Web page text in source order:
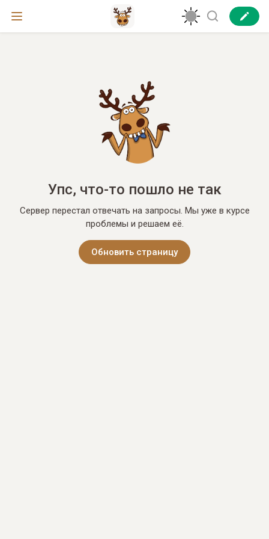
Упс, что-то пошло не так
Сервер перестал отвечать на запросы. Мы уже в курсе
проблемы и решаем её.
Обновить страницу